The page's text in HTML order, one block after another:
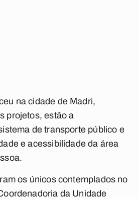
na cidade de Madri,
projetos, estão a
de transporte público e
e acessibilidade da área
os únicos contemplados no
da Unidade